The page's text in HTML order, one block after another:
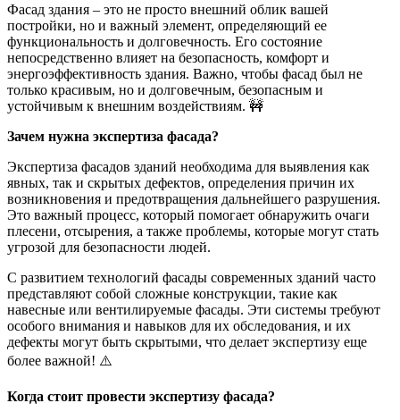
Фасад здания – это не просто внешний облик вашей
постройки, но и важный элемент, определяющий ее
функциональность и долговечность. Его состояние
непосредственно влияет на безопасность, комфорт и
энергоэффективность здания. Важно, чтобы фасад был не
только красивым, но и долговечным, безопасным и
устойчивым к внешним воздействиям. 🚧
Зачем нужна экспертиза фасада?
Экспертиза фасадов зданий необходима для выявления как
явных, так и скрытых дефектов, определения причин их
возникновения и предотвращения дальнейшего разрушения.
Это важный процесс, который помогает обнаружить очаги
плесени, отсырения, а также проблемы, которые могут стать
угрозой для безопасности людей.
С развитием технологий фасады современных зданий часто
представляют собой сложные конструкции, такие как
навесные или вентилируемые фасады. Эти системы требуют
особого внимания и навыков для их обследования, и их
дефекты могут быть скрытыми, что делает экспертизу еще
более важной! ⚠️
Когда стоит провести экспертизу фасада?